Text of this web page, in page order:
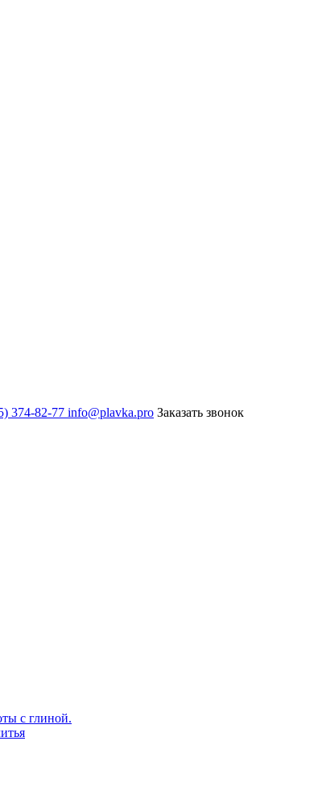
374-82-77 info@plavka.pro Заказать звонок
с глиной.